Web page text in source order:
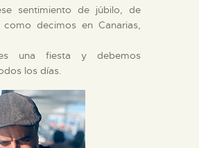
sentimiento de júbilo, de
decimos en Canarias,
una fiesta y debemos
los días.